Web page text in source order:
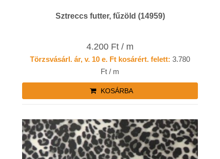
Sztreccs futter, fűzöld (14959)
4.200 Ft / m
Törzsvásárl. ár, v. 10 e. Ft kosárért. felett: 3.780
Ft / m
KOSÁRBA